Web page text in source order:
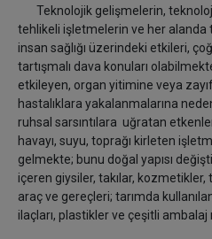
Teknolojik gelişmelerin,
tehlikeli işletmelerin ve her alanda
insan sağlığı üzerindeki etkileri,
tartışmalı dava konuları
etkileyen, organ yitimine veya
hastalıklara yakalanmalarına
ruhsal sarsıntılara uğratan
havayı, suyu, toprağı kirleten
gelmekte; bunu doğal yapısı
içeren giysiler, takılar,
araç ve gereçleri; tarımda
ilaçları, plastikler ve çeşitli